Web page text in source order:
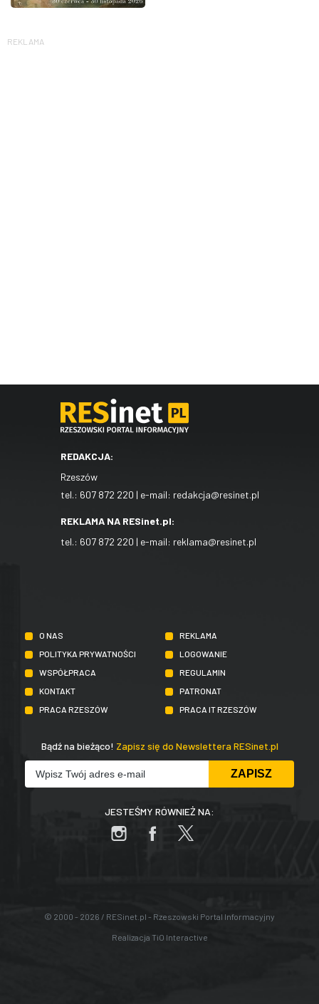
REKLAMA
REDAKCJA:
Rzeszów
tel.: 607 872 220 | e-mail: redakcja@resinet.pl
REKLAMA NA RESinet.pl:
tel.: 607 872 220 | e-mail: reklama@resinet.pl
O NAS
REKLAMA
POLITYKA PRYWATNOŚCI
LOGOWANIE
WSPÓŁPRACA
REGULAMIN
KONTAKT
PATRONAT
PRACA RZESZÓW
PRACA IT RZESZÓW
Bądź na bieżąco! Zapisz się do Newslettera RESinet.pl
JESTEŚMY RÓWNIEŻ NA:
© 2000 - 2026 / RESinet.pl - Rzeszowski Portal Informacyjny
Realizacja TiO Interactive